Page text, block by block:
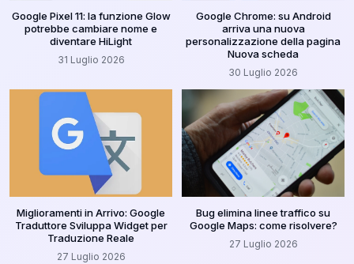
Google Pixel 11: la funzione Glow
potrebbe cambiare nome e
diventare HiLight
31 Luglio 2026
Google Chrome: su Android
arriva una nuova
personalizzazione della pagina
Nuova scheda
30 Luglio 2026
Miglioramenti in Arrivo: Google
Traduttore Sviluppa Widget per
Traduzione Reale
27 Luglio 2026
Bug elimina linee traffico su
Google Maps: come risolvere?
27 Luglio 2026